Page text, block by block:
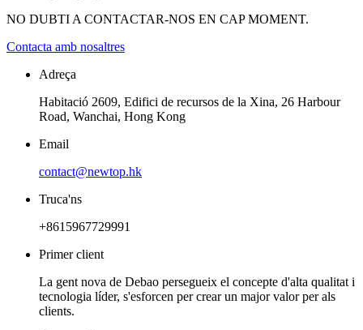
NO DUBTI A CONTACTAR-NOS EN CAP MOMENT.
Contacta amb nosaltres
Adreça
Habitació 2609, Edifici de recursos de la Xina, 26 Harbour
Road, Wanchai, Hong Kong
Email
contact@newtop.hk
Truca'ns
+8615967729991
Primer client
La gent nova de Debao persegueix el concepte d'alta qualitat i
tecnologia líder, s'esforcen per crear un major valor per als
clients.